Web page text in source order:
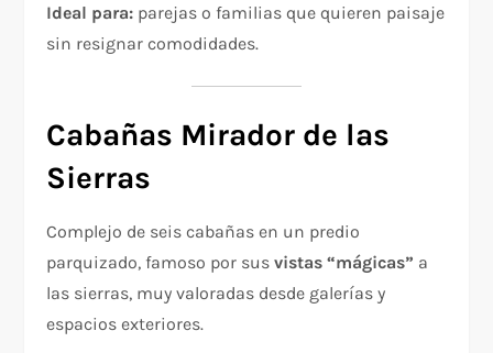
Ideal para: parejas o familias que quieren paisaje
sin resignar comodidades.
Cabañas Mirador de las
Sierras
Complejo de seis cabañas en un predio
parquizado, famoso por susvistas “mágicas” a
las sierras, muy valoradas desde galerías y
espacios exteriores.